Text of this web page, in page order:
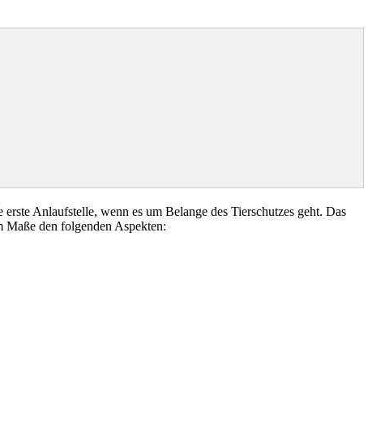
Anlaufstelle, wenn es um Belange des Tierschutzes geht. Das
den folgenden Aspekten: